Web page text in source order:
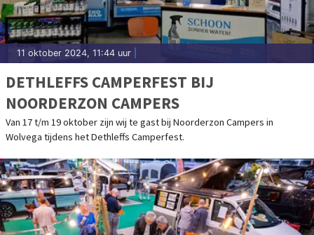
11 oktober 2024, 11:44 uur
DETHLEFFS CAMPERFEST BIJ
NOORDERZON CAMPERS
Van 17 t/m 19 oktober zijn wij te gast bij Noorderzon Campers in
Wolvega tijdens het Dethleffs Camperfest.